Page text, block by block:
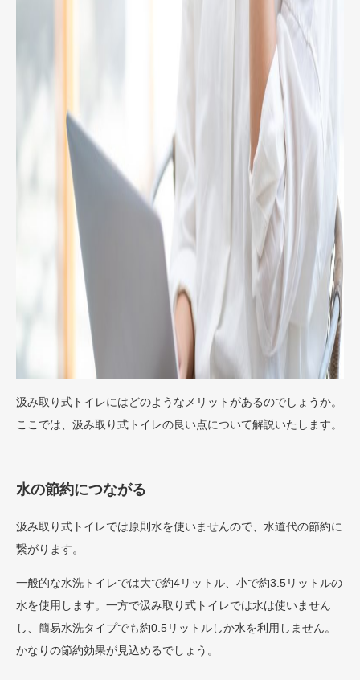
汲み取り式トイレにはどのようなメリットがあるのでしょうか。
ここでは、汲み取り式トイレの良い点について解説いたします。
水の節約につながる
汲み取り式トイレでは原則水を使いませんので、水道代の節約に
繋がります。
一般的な水洗トイレでは大で約4リットル、小で約3.5リットルの
水を使用します。一方で汲み取り式トイレでは水は使いません
し、簡易水洗タイプでも約0.5リットルしか水を利用しません。
かなりの節約効果が見込めるでしょう。